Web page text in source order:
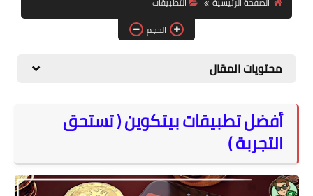
المواقع
الكمبيوتر
الحجم
محتويات المقال
أفضل تطبيقات بيتكوين ( تستحق
التجربة )